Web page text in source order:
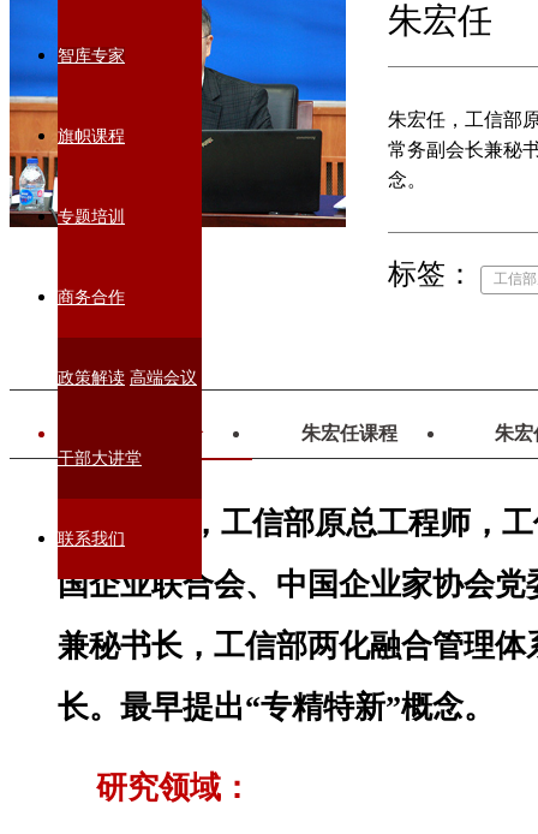
智库专家
旗帜课程
专题培训
商务合作
政策解读 高端会议
干部大讲堂
联系我们
朱宏任
朱宏任，工信部
常务副会长兼秘
念。
标签： 工信
朱宏任简介 朱宏任课程 朱宏
朱宏任，工信部原总工程师，
国企业联合会、中国企业家协会
兼秘书长，工信部两化融合管理
长。最早提出“专精特新”概念。
研究领域：